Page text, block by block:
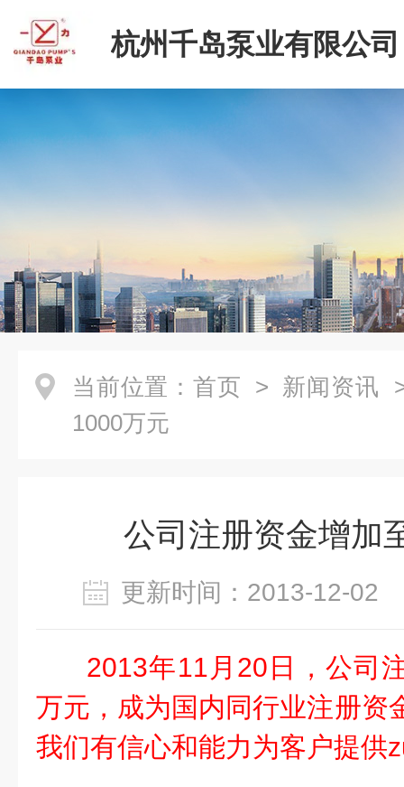
杭州千岛泵业有限公司
当前位置： 首页 > 新闻资讯
1000万元
公司注册资金增加
更新时间：2013-12-
2013年11月20日，公司
万元，成为国内同行业注册资
我们有信心和能力为客户提供